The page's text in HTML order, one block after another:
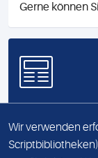
Gerne können
Ihre Praxis
Bitte informieren
Wir verwenden